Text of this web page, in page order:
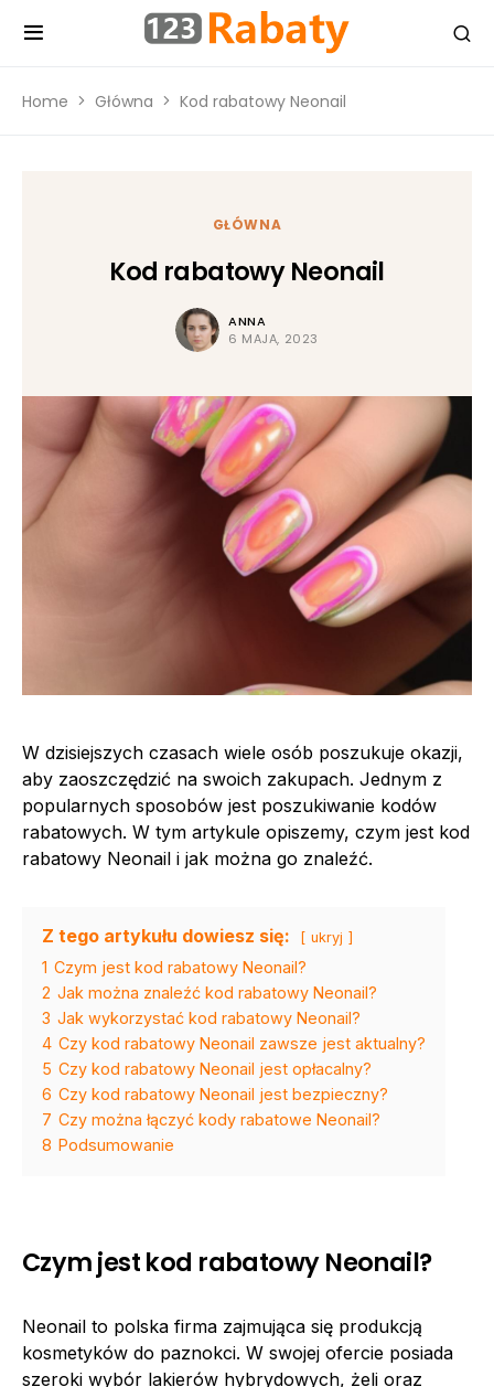
Home Główna Kod rabatowy Neonail
GŁÓWNA
Kod rabatowy Neonail
ANNA
6 MAJA, 2023
W dzisiejszych czasach wiele osób poszukuje okazji,
aby zaoszczędzić na swoich zakupach. Jednym z
popularnych sposobów jest poszukiwanie kodów
rabatowych. W tym artykule opiszemy, czym jest kod
rabatowy Neonail i jak można go znaleźć.
Z tego artykułu dowiesz się: ukryj
1 Czym jest kod rabatowy Neonail?
2 Jak można znaleźć kod rabatowy Neonail?
3 Jak wykorzystać kod rabatowy Neonail?
4 Czy kod rabatowy Neonail zawsze jest aktualny?
5 Czy kod rabatowy Neonail jest opłacalny?
6 Czy kod rabatowy Neonail jest bezpieczny?
7 Czy można łączyć kody rabatowe Neonail?
8 Podsumowanie
Czym jest kod rabatowy Neonail?
Neonail to polska firma zajmująca się produkcją
kosmetyków do paznokci. W swojej ofercie posiada
szeroki wybór lakierów hybrydowych, żeli oraz